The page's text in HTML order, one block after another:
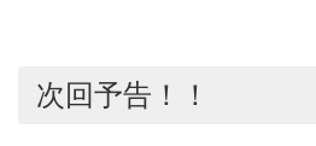
次回予告！！